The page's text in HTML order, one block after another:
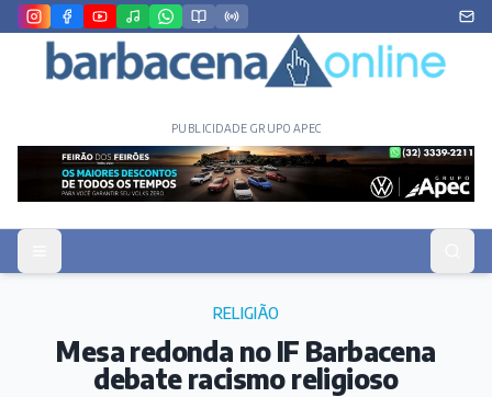
PUBLICIDADE GRUPO APEC
RELIGIÃO
Mesa redonda no IF Barbacena
debate racismo religioso